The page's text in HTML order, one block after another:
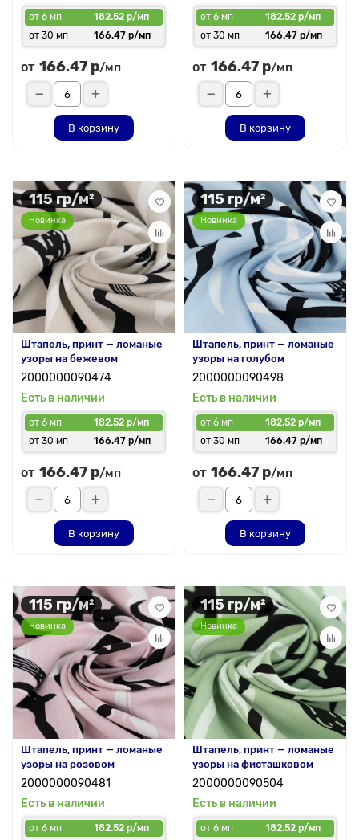
от 6 мп
182.52 р/мп
от 30 мп
166.47 р/мп
от 166.47 р/мп
В корзину
от 6 мп
182.52 р/мп
от 30 мп
166.47 р/мп
от 166.47 р/мп
В корзину
115 гр/м²
Новинка
Штапель, принт — ломаные
узоры на бежевом
2000000090474
Есть в наличии
от 6 мп
182.52 р/мп
от 30 мп
166.47 р/мп
от 166.47 р/мп
В корзину
115 гр/м²
Новинка
Штапель, принт — ломаные
узоры на голубом
2000000090498
Есть в наличии
от 6 мп
182.52 р/мп
от 30 мп
166.47 р/мп
от 166.47 р/мп
В корзину
115 гр/м²
Новинка
Штапель, принт — ломаные
узоры на розовом
2000000090481
Есть в наличии
от 6 мп
182.52 р/мп
115 гр/м²
Новинка
Штапель, принт — ломаные
узоры на фисташковом
2000000090504
Есть в наличии
от 6 мп
182.52 р/мп